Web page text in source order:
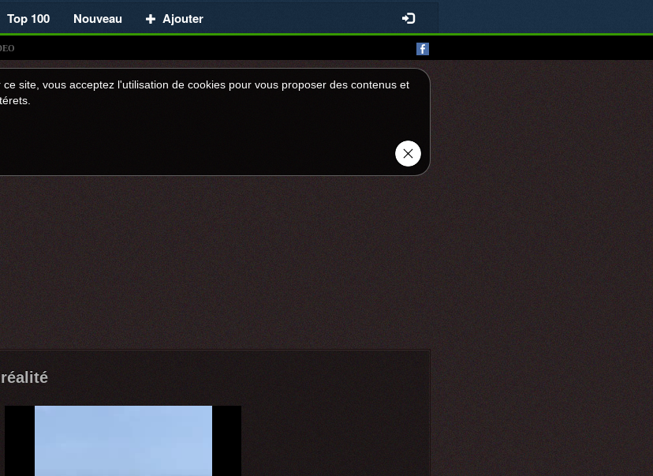
Top 100 Nouveau Ajouter
site, vous acceptez l'utilisation de cookies pour vous proposer des contenus et